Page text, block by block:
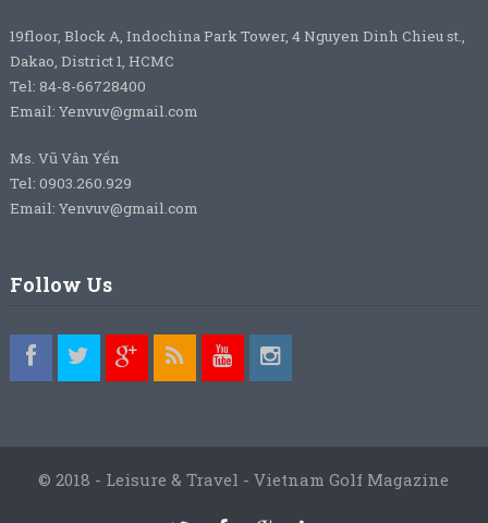
19floor, Block A, Indochina Park Tower, 4 Nguyen Dinh Chieu st.,
Dakao, District 1, HCMC
Tel: 84-8-66728400
Email: Yenvuv@gmail.com
Ms. Vũ Vân Yến
Tel: 0903.260.929
Email: Yenvuv@gmail.com
Follow Us
© 2018 - Leisure & Travel - Vietnam Golf Magazine